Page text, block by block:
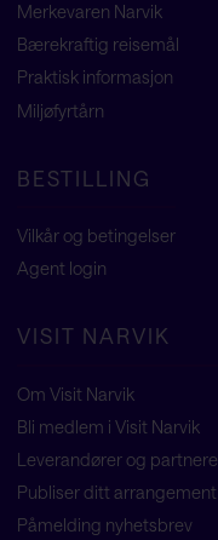
Merkevaren Narvik
Bærekraftig reisemål
Praktisk informasjon
Miljøfyrtårn
BESTILLING
Vilkår og betingelser
Agent login
VISIT NARVIK
Om Visit Narvik
Bli medlem i Visit Narvik
Leverandører og partnere
Publiser ditt arrangement
Påmelding nyhetsbrev